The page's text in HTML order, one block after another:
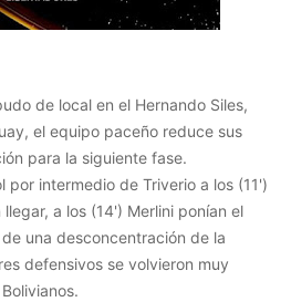
de local en el Hernando Siles,
el equipo paceño reduce sus
para la siguiente fase.
por intermedio de Triverio a los (11')
a los (14') Merlini ponían el
una desconcentración de la
defensivos se volvieron muy